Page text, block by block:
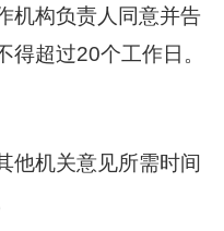
机构负责人同意并告
超过20个工作日。
他机关意见所需时间